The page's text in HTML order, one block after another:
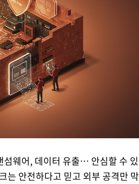
섬웨어, 데이터 유출… 안심할 수 있
는 안전하다고 믿고 외부 공격만 막